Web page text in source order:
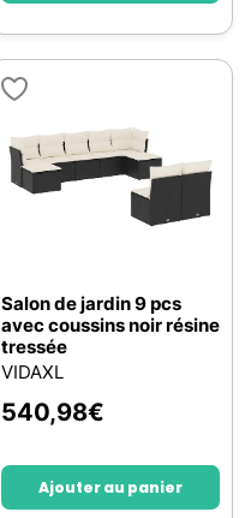
Salon de jardin 9 pcs
avec coussins noir résine
tressée
VIDAXL
540,98€
Ajouter au panier